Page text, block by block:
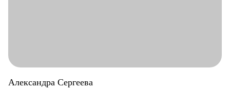
Александра Сергеева